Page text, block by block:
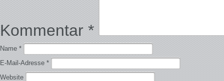
Kommentar *
Name *
E-Mail-Adresse *
Website